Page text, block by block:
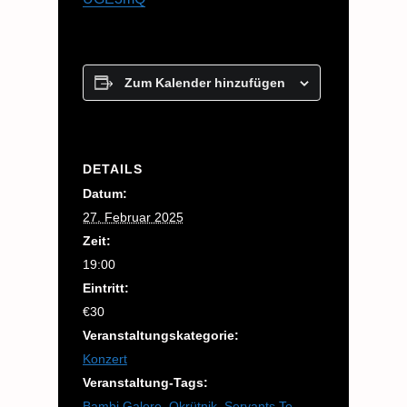
Zum Kalender hinzufügen
DETAILS
Datum:
27. Februar 2025
Zeit:
19:00
Eintritt:
€30
Veranstaltungskategorie:
Konzert
Veranstaltung-Tags: